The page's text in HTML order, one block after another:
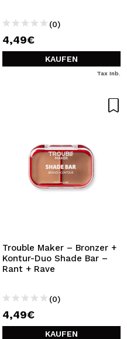
ERSTELLEN
(0)
4,49€
KAUFEN
Tax Inb.
Trouble Maker – Bronzer +
Kontur-Duo Shade Bar –
Rant + Rave
(0)
4,49€
KAUFEN